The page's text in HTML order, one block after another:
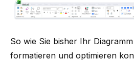
So wie Sie bisher Ihr
formatieren und optimieren